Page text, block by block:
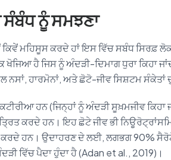
ਨੂੰ ਸਮਝਣਾ
ਕਿਵੇਂ ਮਹਿਸੂਸ ਕਰਦੇ ਹਾਂ ਇਸ ਵਿੱਚ ਸਬੰਧ ਸਿਰਫ਼
ਖੋਜਿਆ ਹੈ ਜਿਸ ਨੂੰ ਅੰਦੜੀ-ਦਿਮਾਗ ਧੁਰਾ ਕਿਹਾ
ਨਸਾਂ, ਹਾਰਮੋਨਾਂ, ਅਤੇ ਛੋਟੋ-ਜੀਵ ਸਿਸ਼ਟਮ ਸੰਕੇਤਾਂ
ਹਨ (ਜਿਨ੍ਹਾਂ ਨੂੰ ਅੰਦੜੀ ਸੂਖ਼ਮਜੀਵ ਕਿਹਾ
ਕਰਦੇ ਹਨ। ਇਹ ਛੋਟੇ ਜੀਵ ਭੀ
ਕਰਦੇ ਹਨ। ਉਦਾਹਰਣ ਦੇ ਲਈ, ਲਗਭਗ 90%
ਵਿੱਚ ਪੈਦਾ ਹੁੰਦਾ ਹੈ (Adan et al., 2019)।